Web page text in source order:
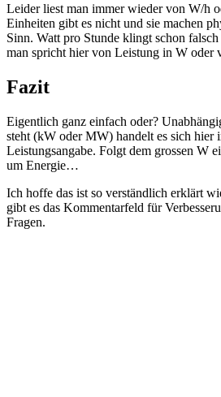
Leider liest man immer wieder von W/h
Einheiten gibt es nicht und sie machen
Sinn. Watt pro Stunde klingt schon
man spricht hier von Leistung in W oder
Fazit
Eigentlich ganz einfach oder?
steht (kW oder MW) handelt es sich hier
Leistungsangabe. Folgt dem grossen W
um Energie…
Ich hoffe das ist so verständlich erklärt
gibt es das Kommentarfeld für
Fragen.